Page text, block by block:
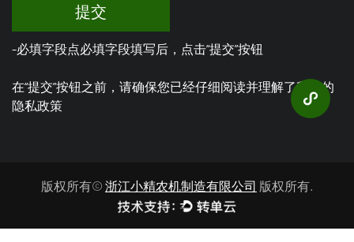
1951年
前身为农机修造厂，隶属市轻工业局。
我们成功研发自动式采茶机、烟草移栽机。同时被认
定为浙江省专精特新企业。
提交
-必填字段点必填字段填写后，点击“提交”按钮
在“提交”按钮之前，请确保您已经仔细阅读并理解了我们的
隐私政策
版权所有© 浙江小精农机制造有限公司 版权所有.